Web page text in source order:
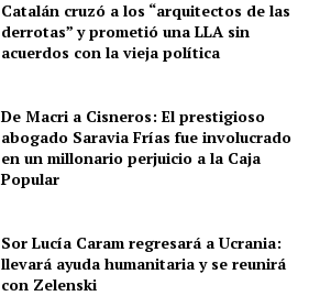
Catalán cruzó a los “arquitectos de las
derrotas” y prometió una LLA sin
acuerdos con la vieja política
De Macri a Cisneros: El prestigioso
abogado Saravia Frías fue involucrado
en un millonario perjuicio a la Caja
Popular
Sor Lucía Caram regresará a Ucrania:
llevará ayuda humanitaria y se reunirá
con Zelenski